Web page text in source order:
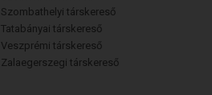
Szombathelyi társkereső
Tatabányai társkereső
Veszprémi társkereső
Zalaegerszegi társkereső